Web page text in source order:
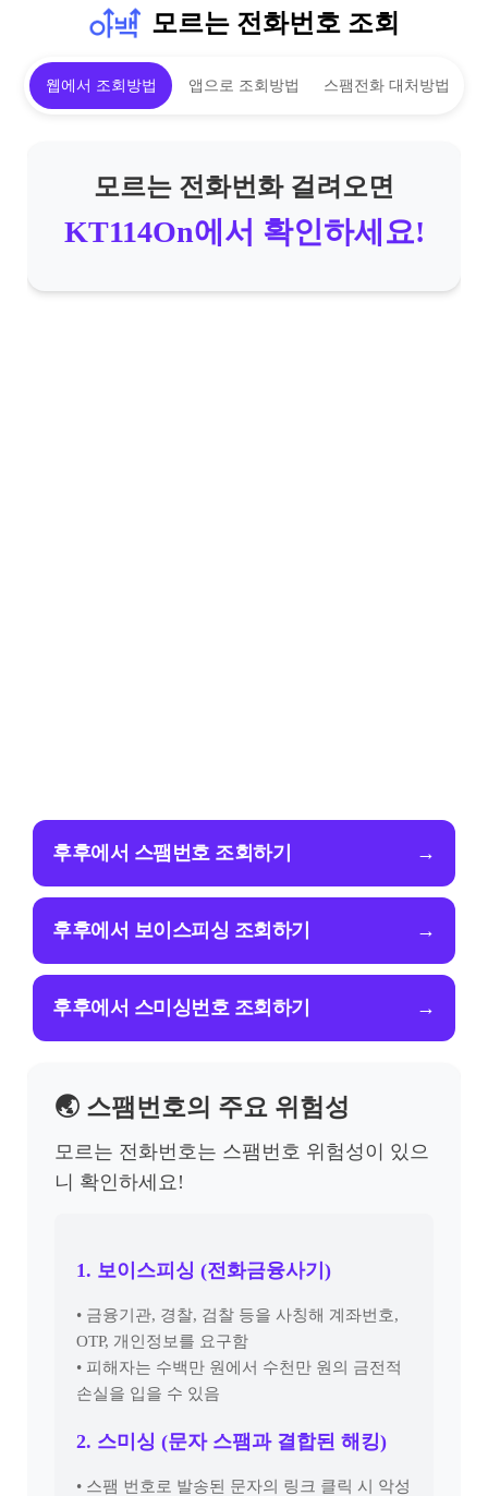
모르는 전화번호 조회
웹에서 조회방법 앱으로 조회방법 스팸전화 대처방법
모르는 전화번화 걸려오면
KT114On에서 확인하세요!
후후에서 스팸번호 조회하기 →
후후에서 보이스피싱 조회하기 →
후후에서 스미싱번호 조회하기 →
🌏 스팸번호의 주요 위험성
모르는 전화번호는 스팸번호 위험성이 있으
니 확인하세요!
1. 보이스피싱 (전화금융사기)
• 금융기관, 경찰, 검찰 등을 사칭해 계좌번호,
OTP, 개인정보를 요구함
• 피해자는 수백만 원에서 수천만 원의 금전적
손실을 입을 수 있음
2. 스미싱 (문자 스팸과 결합된 해킹)
• 스팸 번호로 발송된 문자의 링크 클릭 시 악성